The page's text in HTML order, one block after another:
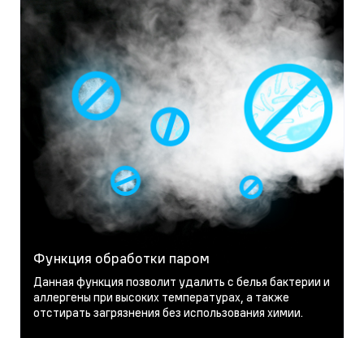
Функция обработки паром
Данная функция позволит удалить с белья бактерии и
аллергены при высоких температурах, а также
отстирать загрязнения без использования химии.